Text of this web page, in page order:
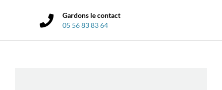
Gardons le contact
05 56 83 83 64